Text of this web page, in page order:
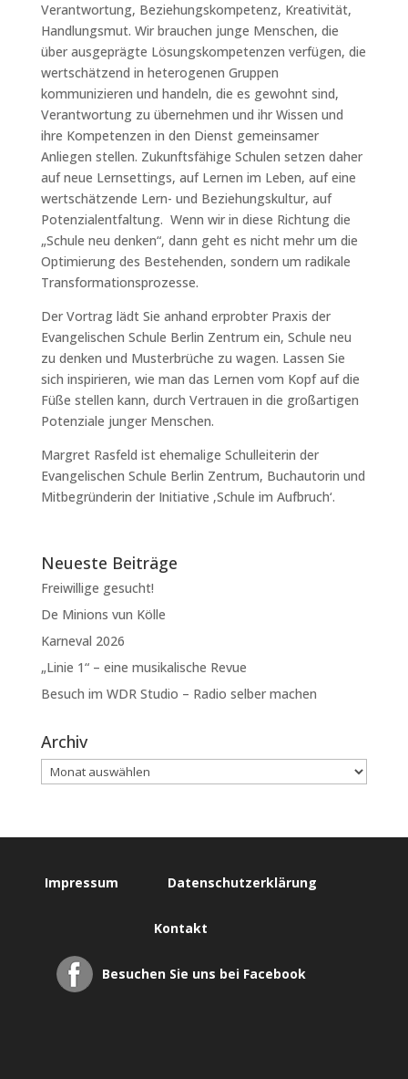
Verantwortung, Beziehungskompetenz, Kreativität,
Handlungsmut. Wir brauchen junge Menschen, die
über ausgeprägte Lösungskompetenzen verfügen, die
wertschätzend in heterogenen Gruppen
kommunizieren und handeln, die es gewohnt sind,
Verantwortung zu übernehmen und ihr Wissen und
ihre Kompetenzen in den Dienst gemeinsamer
Anliegen stellen. Zukunftsfähige Schulen setzen daher
auf neue Lernsettings, auf Lernen im Leben, auf eine
wertschätzende Lern- und Beziehungskultur, auf
Potenzialentfaltung. Wenn wir in diese Richtung die
„Schule neu denken“, dann geht es nicht mehr um die
Optimierung des Bestehenden, sondern um radikale
Transformationsprozesse.
Der Vortrag lädt Sie anhand erprobter Praxis der
Evangelischen Schule Berlin Zentrum ein, Schule neu
zu denken und Musterbrüche zu wagen. Lassen Sie
sich inspirieren, wie man das Lernen vom Kopf auf die
Füße stellen kann, durch Vertrauen in die großartigen
Potenziale junger Menschen.
Margret Rasfeld ist ehemalige Schulleiterin der
Evangelischen Schule Berlin Zentrum, Buchautorin und
Mitbegründerin der Initiative ‚Schule im Aufbruch‘.
Neueste Beiträge
Freiwillige gesucht!
De Minions vun Kölle
Karneval 2026
„Linie 1“ – eine musikalische Revue
Besuch im WDR Studio – Radio selber machen
Archiv
Impressum Datenschutzerklärung
Kontakt
Besuchen Sie uns bei Facebook